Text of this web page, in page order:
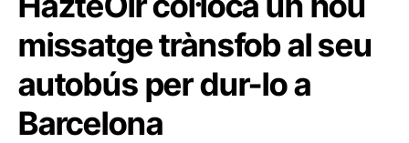
missatge trànsfob al seu
autobús per dur-lo a
Barcelona